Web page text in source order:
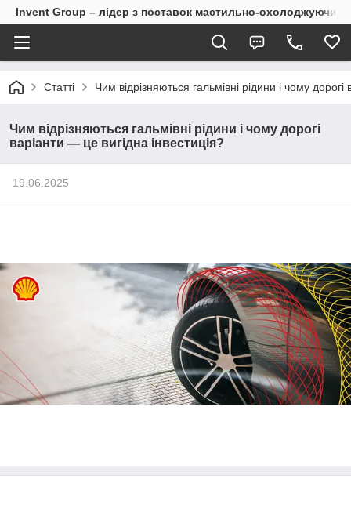
Invent Group – лідер з поставок мастильно-охолоджуючих
Статті Чим відрізняються гальмівні рідини і чому
Чим відрізняються гальмівні рідини і чому дорогі
варіанти — це вигідна інвестиція?
19.06.2025